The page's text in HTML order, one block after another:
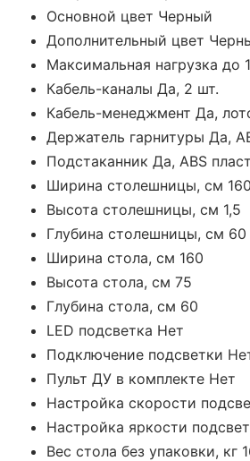
Основной цвет Черный
Дополнительный цвет
Максимальная нагрузка до
Кабель-каналы Да, 2 шт.
Кабель-менеджмент Да,
Держатель гарнитуры Да,
Подстаканник Да, ABS
Ширина столешницы, cм 160
Высота столешницы, см 1,5
Глубина столешницы, cм 60
Ширина стола, см 160
Высота стола, см 75
Глубина стола, см 60
LED подсветка Нет
Подключение подсветки
Пульт ДУ в комплекте Нет
Настройка скорости
Настройка яркости
Вес стола без упаковки, кг